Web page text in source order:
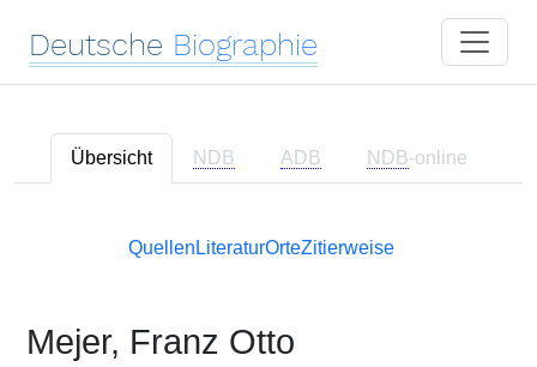
Deutsche Biographie
Übersicht NDB ADB NDB-online
Quellen LiteraturOrteZitierweise
Mejer, Franz Otto